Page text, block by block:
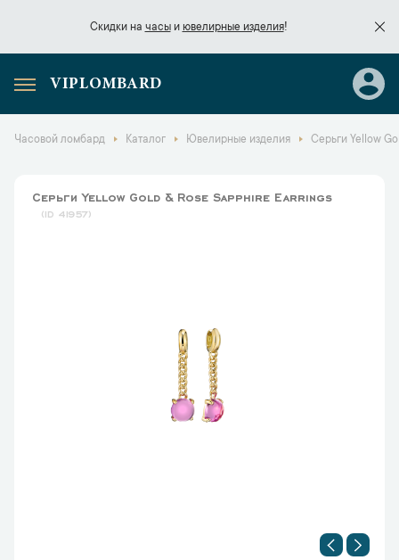
Скидки на часыи ювелирные изделия!
Скидки начасы
VIPLOMBARD
Часовой ломбард Каталог Ювелирные изделия Серьги Yellow
Серьги Yellow Gold & Rose Sapphire Earrings
41957